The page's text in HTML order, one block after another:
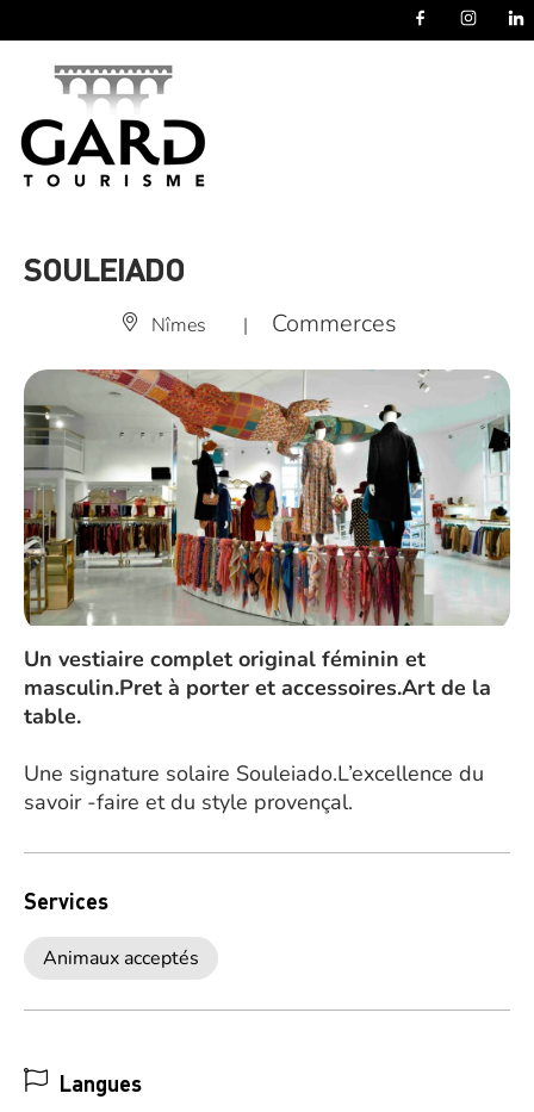
SOULEIADO
Nîmes | Commerces
Un vestiaire complet original féminin et
masculin.Pret à porter et accessoires.Art de la
table.
Une signature solaire Souleiado.L’excellence du
savoir -faire et du style provençal.
Services
Animaux acceptés
Langues